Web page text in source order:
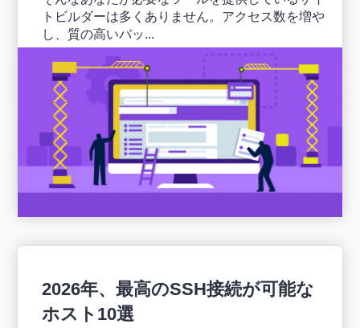
トビルダーは多くありません。アクセス数を増や
し、質の高いバッ...
2026年、最高のSSH接続が可能な
ホスト10選